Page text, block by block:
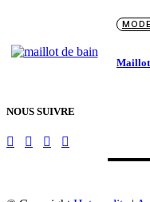
MODE
Maillot
NOUS SUIVRE